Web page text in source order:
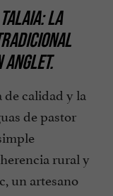
LA
ANGLET.
de calidad y la
de pastor
rural y
un artesano